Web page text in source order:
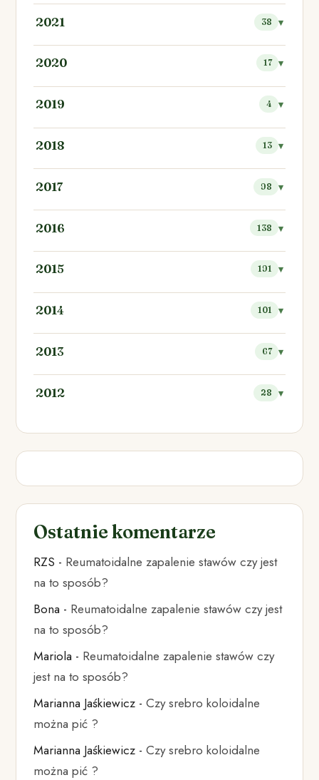
2021 38
2020 17
2019 4
2018 13
2017 98
2016 138
2015 191
2014 101
2013 67
2012 28
Ostatnie komentarze
RZS - Reumatoidalne zapalenie stawów czy jest
na to sposób?
Bona - Reumatoidalne zapalenie stawów czy jest
na to sposób?
Mariola - Reumatoidalne zapalenie stawów czy
jest na to sposób?
Marianna Jaśkiewicz -Czy srebro koloidalne
można pić ?
Marianna Jaśkiewicz -Czy srebro koloidalne
można pić ?